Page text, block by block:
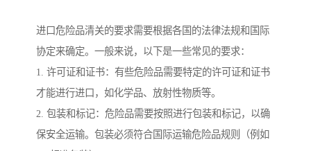
进口危险品清关的要求需要根据各国的法律法规和国际
协定来确定。一般来说，以下是一些常见的要求：
1. 许可证和证书：有些危险品需要特定的许可证和证书
才能进行进口，如化学品、放射性物质等。
2. 包装和标记：危险品需要按照进行包装和标记，以确
保安全运输。包装必须符合国际运输危险品规则（例如